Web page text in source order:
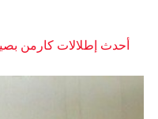
أحدث إطلالات كارمن